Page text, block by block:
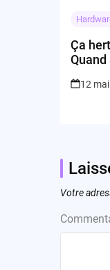
Ça
12
Votre